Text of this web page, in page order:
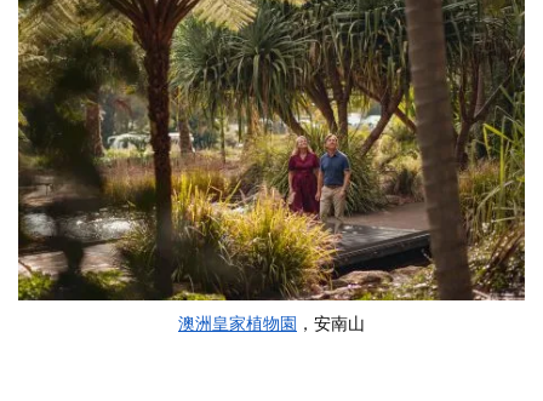
澳洲皇家植物園 ，安南山